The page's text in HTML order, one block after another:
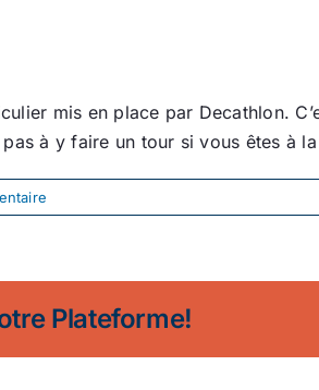
mis en place par Decathlon.
à y faire un tour si vous êtes à
Plateforme!